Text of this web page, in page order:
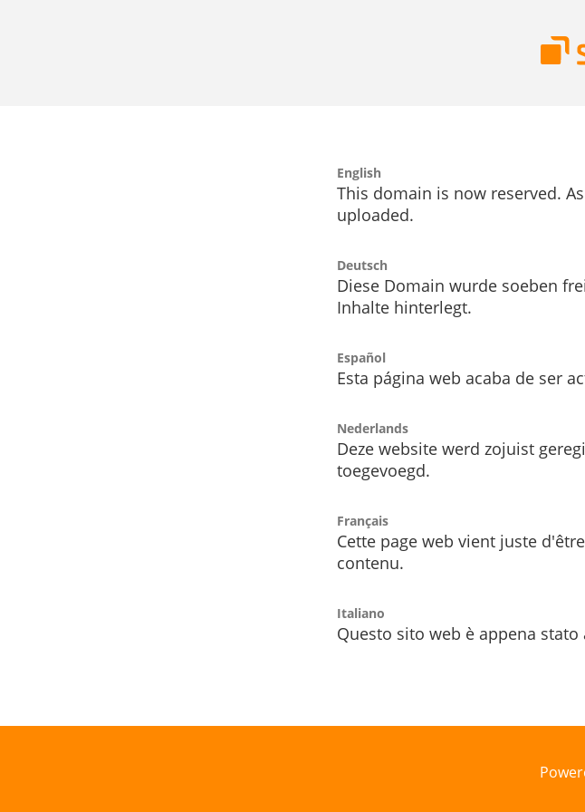
English
This domain is now reserved.
uploaded.
Deutsch
Diese Domain wurde soeben
Inhalte hinterlegt.
Español
Esta página web acaba de ser
Nederlands
Deze website werd zojuist
toegevoegd.
Français
Cette page web vient juste
contenu.
Italiano
Questo sito web è appena